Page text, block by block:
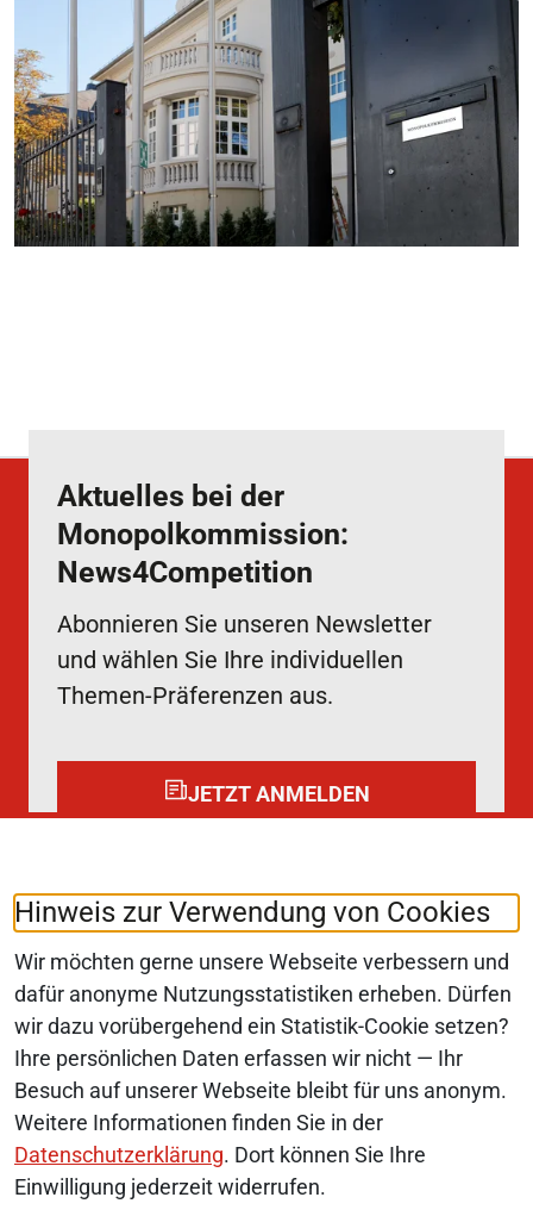
Hinweis zur Verwendung von Cookies
Wir möchten gerne unsere Webseite verbessern und
dafür anonyme Nutzungsstatistiken erheben. Dürfen
wir dazu vorübergehend ein Statistik-Cookie setzen?
Ihre persönlichen Daten erfassen wir nicht — Ihr
Besuch auf unserer Webseite bleibt für uns anonym.
Weitere Informationen finden Sie in der
Datenschutzerklärung. Dort können Sie Ihre
Einwilligung jederzeit widerrufen.
Aktuelles bei der
Monopolkommission:
News4Competition
Abonnieren Sie unseren Newsletter
und wählen Sie Ihre individuellen
Themen-Präferenzen aus.
JETZT ANMELDEN
Folgen Sie uns auf: LinkedIn
© 2026 Monopolkommission
SERVICE-NAVIGATION
SITEMAP
ERKLÄRUNG ZUR BARRIEREFREIHEIT
BARRIERE MELDEN